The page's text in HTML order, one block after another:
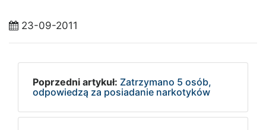
23-09-2011
Poprzedni artykuł: Zatrzymano 5 osób,
odpowiedzą za posiadanie narkotyków